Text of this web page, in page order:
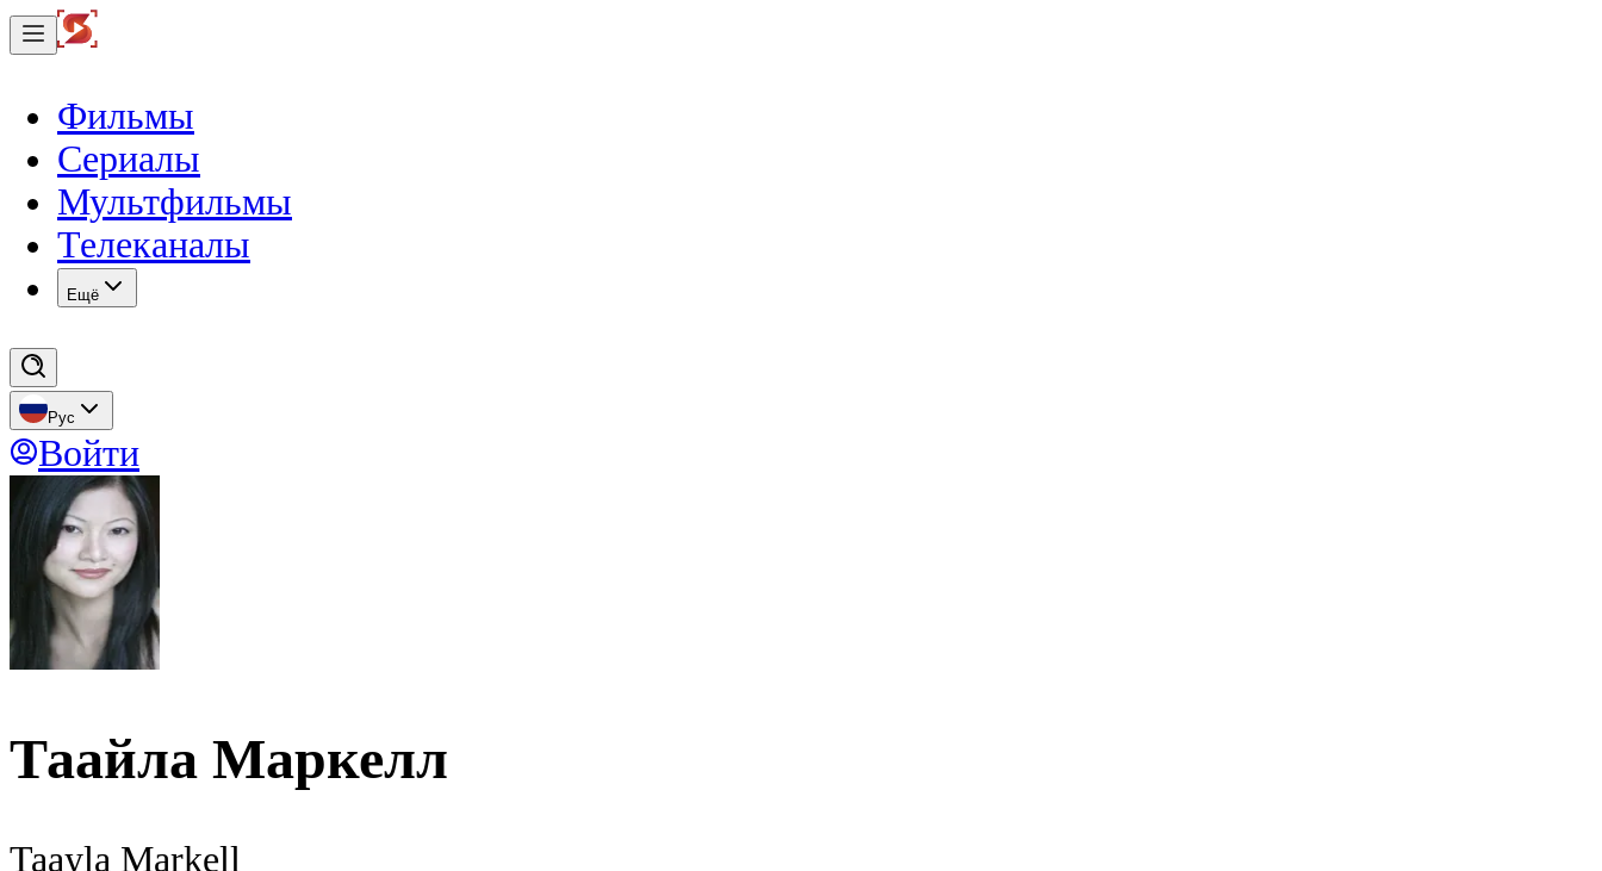
Фильмы
Сериалы
Мультфильмы
Телеканалы
Eщё
Рус
Войти
Таайла Маркелл
Taayla Markell